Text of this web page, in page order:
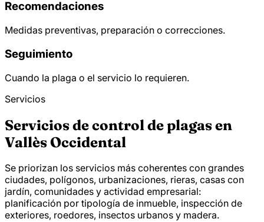
Recomendaciones
Medidas preventivas, preparación o correcciones.
Seguimiento
Cuando la plaga o el servicio lo requieren.
Servicios
Servicios de control de plagas en
Vallès Occidental
Se priorizan los servicios más coherentes con grandes
ciudades, polígonos, urbanizaciones, rieras, casas con
jardín, comunidades y actividad empresarial:
planificación por tipología de inmueble, inspección de
exteriores, roedores, insectos urbanos y madera.